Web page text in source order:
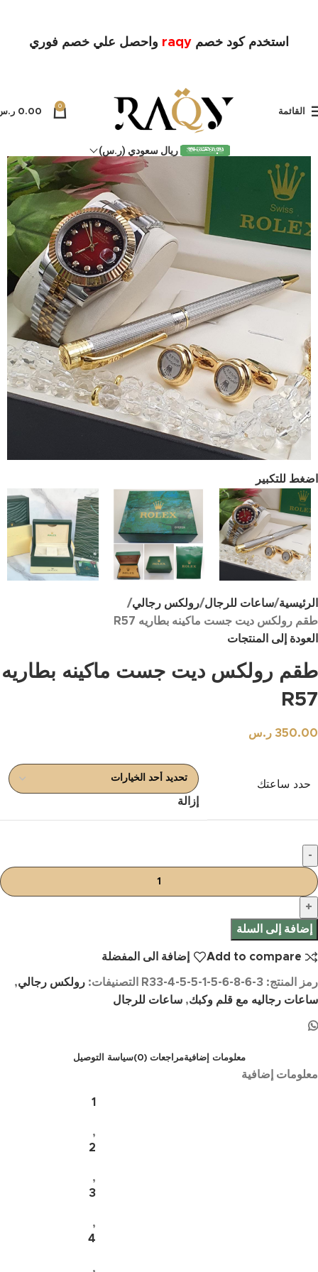
استخدم كود خصم raqy واحصل علي خصم فوري
القائمة
0
0.00
ريال سعودي (ر.س)
اضغط للتكبير
الرئيسية ساعات للرجال رولكس رجالي
طقم رولكس ديت جست ماكينه بطاريه R57
العودة إلى المنتجات
طقم رولكس ديت جست ماكينه بطاريه
R57
350.00 ر.س
حدد ساعتك
إزالة
إضافة إلى السلة
Add to compare إضافة الى المفضلة
رمز المنتج: R33-4-5-5-1-5-6-8-6-3 التصنيفات: رولكس رجالي,
ساعات رجاليه مع قلم وكبك, ساعات للرجال
معلومات إضافيةمراجعات (0) سياسة التوصيل
معلومات إضافية
1
,
2
,
3
,
4
,